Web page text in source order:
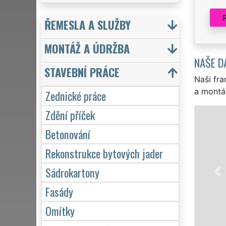
NAŠE
Naši
a
ŘEMESLA A SLUŽBY
MONTÁŽ A ÚDRŽBA
STAVEBNÍ PRÁCE
Zednické práce
Zdění příček
Betonování
Rekonstrukce bytových jader
Sádrokartony
Fasády
Omítky